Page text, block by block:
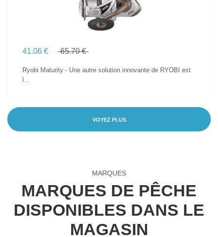
41.06 € 65.70 €
Ryobi Maturity - Une autre solution innovante de RYOBI est
VOYEZ PLUS
MARQUES
MARQUES DE PÊCHE
DISPONIBLES DANS LE
MAGASIN